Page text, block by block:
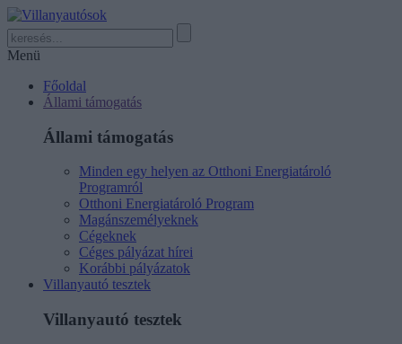
Menü
Főoldal
Állami támogatás
Állami támogatás
Minden egy helyen az Otthoni Energiatároló
Programról
Otthoni Energiatároló Program
Magánszemélyeknek
Cégeknek
Céges pályázat hírei
Korábbi pályázatok
Villanyautó tesztek
Villanyautó tesztek